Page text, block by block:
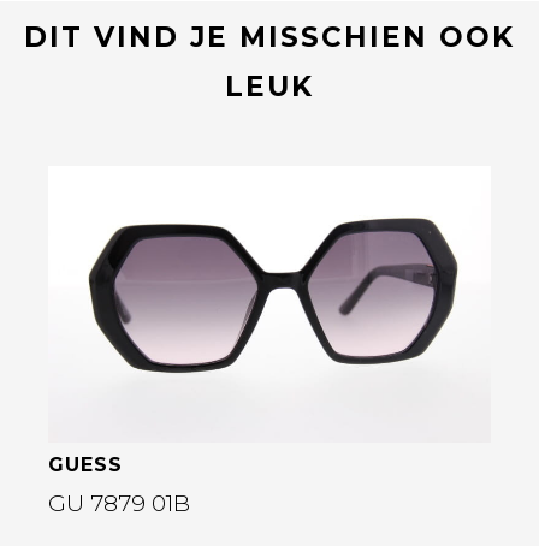
DIT VIND JE MISSCHIEN OOK
LEUK
Bekijk deze bril
GUESS
GU 7879 01B